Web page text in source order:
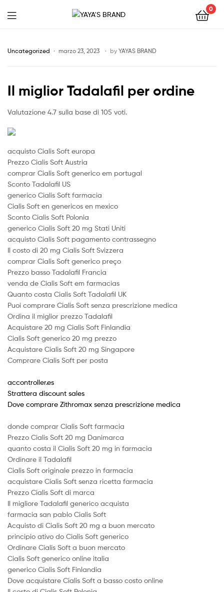
BRAND
0
Uncategorized marzo 23, 2023 by YAYAS BRAND
Il miglior Tadalafil per ordine
Valutazione 4.7 sulla base di 105 voti.
acquisto Cialis Soft europa
Prezzo Cialis Soft Austria
comprar Cialis Soft generico em portugal
Sconto Tadalafil US
generico Cialis Soft farmacia
Cialis Soft en genericos en mexico
Sconto Cialis Soft Polonia
generico Cialis Soft 20 mg Stati Uniti
acquisto Cialis Soft pagamento contrassegno
Il costo di 20 mg Cialis Soft Svizzera
comprar Cialis Soft generico preço
Prezzo basso Tadalafil Francia
venda de Cialis Soft em farmacias
Quanto costa Cialis Soft Tadalafil UK
Puoi comprare Cialis Soft senza prescrizione medica
Ordina il miglior prezzo Tadalafil
Acquistare 20 mg Cialis Soft Finlandia
Cialis Soft generico 20 mg prezzo
Acquistare Cialis Soft 20 mg Singapore
Comprare Cialis Soft per posta
accontroller.es
Strattera discount sales
Dove comprare Zithromax senza prescrizione medica
donde comprar Cialis Soft farmacia
Prezzo Cialis Soft 20 mg Danimarca
quanto costa il Cialis Soft 20 mg in farmacia
Ordinare il Tadalafil
Cialis Soft originale prezzo in farmacia
acquistare Cialis Soft senza ricetta farmacia
Prezzo Cialis Soft di marca
Il migliore Tadalafil generico acquista
farmacia san pablo Cialis Soft
Acquisto di Cialis Soft 20 mg a buon mercato
principio ativo do Cialis Soft generico
Ordinare Cialis Soft a buon mercato
Cialis Soft generico online italia
generico Cialis Soft Finlandia
Dove acquistare Cialis Soft a basso costo online